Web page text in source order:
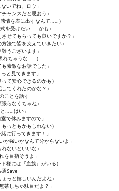
覧 (List of VNs for which walkthrough
ター（ファン・エディション）)
いでね、ロウ」
チャンスだと思おう）
感情を表に出すなんて……）
式を受けたい……かも）
せてもらっても良いですか？」
方法で皆を支えていきたい）
難うございます」
れちゃうな……）
も素敵なお話でした」
と見てきます」
って安心できるのかも）
してくれたのかな？）
ことを話す
張らなくちゃね）
と……はい」
で休みますので」
もっともかもしれない）
に行ってきます！」
か強いかなんて分からないよ」
れないといいな）
を目指そうよ」
様には『血族』がいる）
通Save
ょっと嬉しいんだよね）
茶しちゃ駄目だよ？」